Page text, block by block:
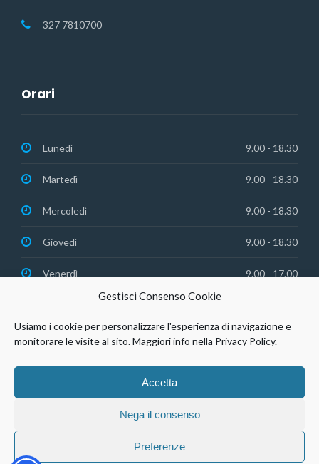
Gestisci Consenso Cookie
Usiamo i cookie per personalizzare l'esperienza di navigazione e
monitorare le visite al sito. Maggiori info nella Privacy Policy.
Accetta
Nega il consenso
Preferenze
327 7810700
Orari
Lunedì 9.00 - 18.30
Martedì 9.00 - 18.30
Mercoledì 9.00 - 18.30
Giovedì 9.00 - 18.30
Venerdì 9.00 - 17.00
© Studio Dentistico Agosto Srl | P.IVA 03088420306 |
Policy